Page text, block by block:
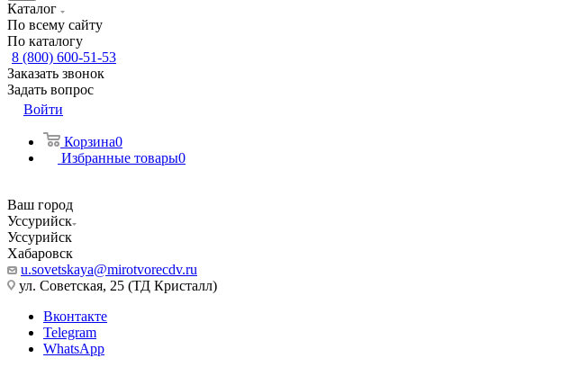
Каталог
По всему сайту
По каталогу
8 (800) 600-51-53
Заказать звонок
Задать вопрос
Войти
Корзина0
Избранные товары0
Ваш город
Уссурийск
Уссурийск
Хабаровск
u.sovetskaya@mirotvorecdv.ru
ул. Советская, 25 (ТД Кристалл)
Вконтакте
Telegram
WhatsApp